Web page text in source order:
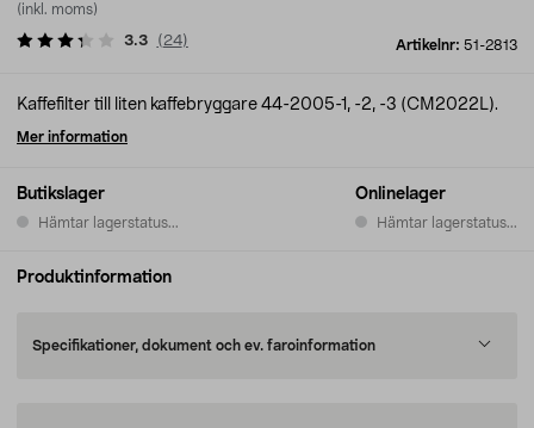
(inkl. moms)
Artikelnr: 51-2813
3.3 ( 24)
Butikslager
Hämtar lagerstatus...
Onlinelager
Hämtar lagerstatus...
Kaffefilter till liten kaffebryggare 44-2005-1, -2, -3 (CM2022L).
Mer information
Produktinformation
Specifikationer, dokument och ev. faroinformation